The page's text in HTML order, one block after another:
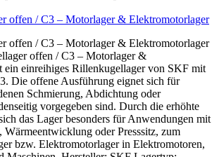
offen / C3 – Motorlager & Elektromotorlager
offen / C3 – Motorlager & Elektromotorlager
offen / C3 – Motorlager &
ein einreihiges Rillenkugellager von SKF mit
Die offene Ausführung eignet sich für
Schmierung, Abdichtung oder
vorgegeben sind. Durch die erhöhte
das Lager besonders für Anwendungen mit
Wärmeentwicklung oder Presssitz, zum
bzw. Elektromotorlager in Elektromotoren,